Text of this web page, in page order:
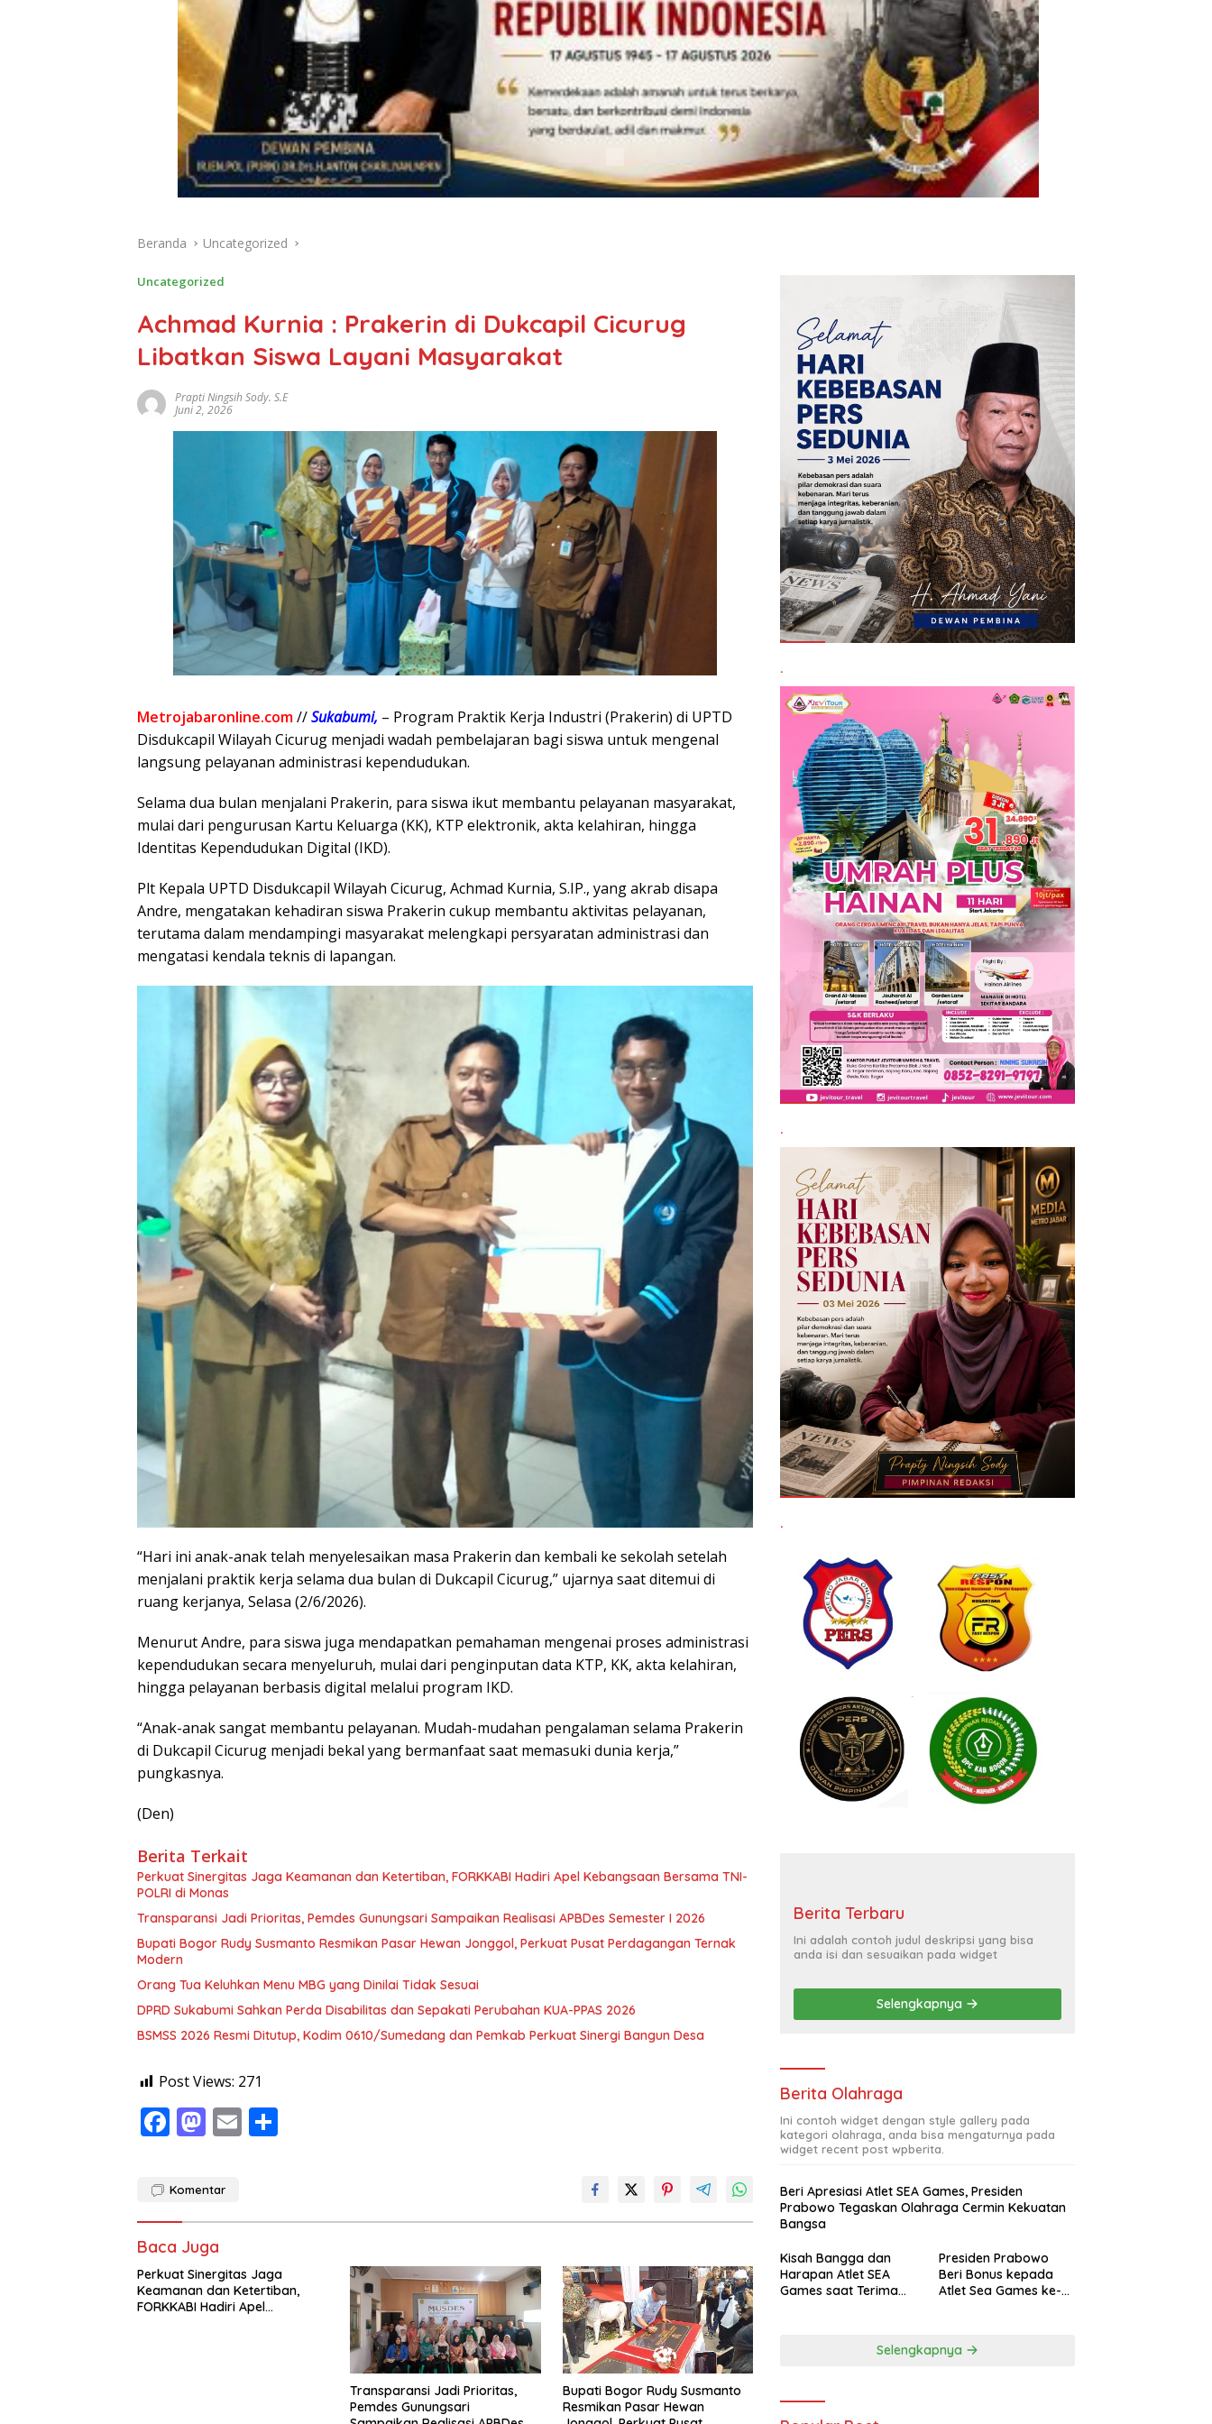
Beranda Uncategorized
Uncategorized
Achmad Kurnia : Prakerin di Dukcapil Cicurug
Libatkan Siswa Layani Masyarakat
Prapti Ningsih Sody. S.E
Juni 2, 2026
Metrojabaronline.com//Sukabumi, – Program Praktik Kerja Industri (Prakerin) di UPTD
Disdukcapil Wilayah Cicurug menjadi wadah pembelajaran bagi siswa untuk mengenal
langsung pelayanan administrasi kependudukan.
Selama dua bulan menjalani Prakerin, para siswa ikut membantu pelayanan masyarakat,
mulai dari pengurusan Kartu Keluarga (KK), KTP elektronik, akta kelahiran, hingga
Identitas Kependudukan Digital (IKD).
Plt Kepala UPTD Disdukcapil Wilayah Cicurug, Achmad Kurnia, S.IP., yang akrab disapa
Andre, mengatakan kehadiran siswa Prakerin cukup membantu aktivitas pelayanan,
terutama dalam mendampingi masyarakat melengkapi persyaratan administrasi dan
mengatasi kendala teknis di lapangan.
“Hari ini anak-anak telah menyelesaikan masa Prakerin dan kembali ke sekolah setelah
menjalani praktik kerja selama dua bulan di Dukcapil Cicurug,” ujarnya saat ditemui di
ruang kerjanya, Selasa (2/6/2026).
Menurut Andre, para siswa juga mendapatkan pemahaman mengenai proses administrasi
kependudukan secara menyeluruh, mulai dari penginputan data KTP, KK, akta kelahiran,
hingga pelayanan berbasis digital melalui program IKD.
“Anak-anak sangat membantu pelayanan. Mudah-mudahan pengalaman selama Prakerin
di Dukcapil Cicurug menjadi bekal yang bermanfaat saat memasuki dunia kerja,”
pungkasnya.
(Den)
Berita Terkait
Perkuat Sinergitas Jaga Keamanan dan Ketertiban, FORKKABI Hadiri Apel Kebangsaan Bersama TNI-
POLRI di Monas
Transparansi Jadi Prioritas, Pemdes Gunungsari Sampaikan Realisasi APBDes Semester I 2026
Bupati Bogor Rudy Susmanto Resmikan Pasar Hewan Jonggol, Perkuat Pusat Perdagangan Ternak
Modern
Orang Tua Keluhkan Menu MBG yang Dinilai Tidak Sesuai
DPRD Sukabumi Sahkan Perda Disabilitas dan Sepakati Perubahan KUA-PPAS 2026
BSMSS 2026 Resmi Ditutup, Kodim 0610/Sumedang dan Pemkab Perkuat Sinergi Bangun Desa
Post Views: 271
F
e
o
o
k
M
to
o
n
E
Komentar
Baca Juga
Perkuat Sinergitas Jaga
Keamanan dan Ketertiban,
FORKKABI Hadiri Apel
Transparansi Jadi Prioritas,
Pemdes Gunungsari
Bupati Bogor Rudy Susmanto
Resmikan Pasar Hewan
.
.
.
Berita Terbaru
Ini adalah contoh judul deskripsi yang bisa
anda isi dan sesuaikan pada widget
Selengkapnya
Berita Olahraga
Ini contoh widget dengan style gallery pada
kategori olahraga, anda bisa mengaturnya pada
widget recent post wpberita.
Beri Apresiasi Atlet SEA Games, Presiden
Prabowo Tegaskan Olahraga Cermin Kekuatan
Bangsa
Kisah Bangga dan
Harapan Atlet SEA
Games saat Terima
Presiden Prabowo
Beri Bonus kepada
Atlet Sea Games ke-
Selengkapnya